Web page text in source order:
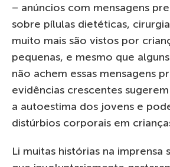
– anúncios com mensagens
sobre pílulas dietéticas,
muito mais são vistos por
pequenas, e mesmo que
não achem essas mensagens
evidências crescentes
a autoestima dos jovens e
distúrbios corporais em
Li muitas histórias na imprensa